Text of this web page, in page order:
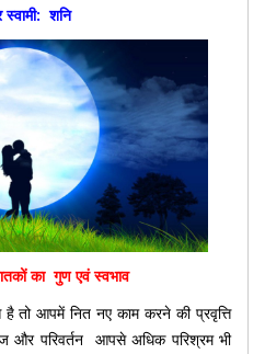
स्वामी: शनि
का गुण एवं स्वभाव
तो आपमें नित नए काम करने की प्रवृत्ति
और परिवर्तन आपसे अधिक परिश्रम भी